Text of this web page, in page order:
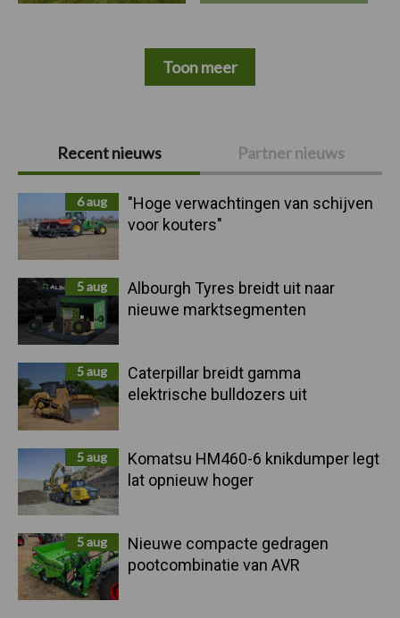
Primaire
Sidebar
Recent nieuws Partner nieuws
6 aug
"Hoge verwachtingen van schijven
voor kouters"
5 aug
Albourgh Tyres breidt uit naar
nieuwe marktsegmenten
5 aug
Caterpillar breidt gamma
elektrische bulldozers uit
5 aug
Komatsu HM460-6 knikdumper legt
lat opnieuw hoger
5 aug
Nieuwe compacte gedragen
pootcombinatie van AVR
Toon meer